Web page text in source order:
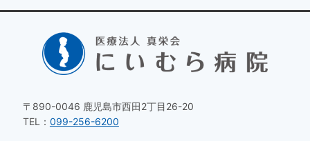
〒890-0046 鹿児島市西田2丁目26-20
TEL： 099-256-6200